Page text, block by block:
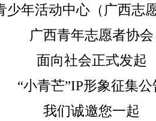
少年活动中心（广西志
广西青年志愿者协会
面向社会正式发起
“小青芒”IP形象征集公
我们诚邀您一起